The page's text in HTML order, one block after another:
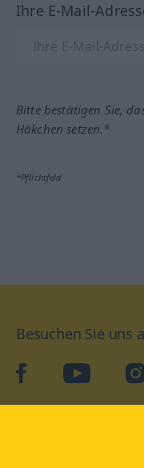
Ihre E-Mail-
Bitte bestätigen Sie,
Häkchen setzen.*
*Pflichtfeld
Besuchen Sie uns
facebookYouTube